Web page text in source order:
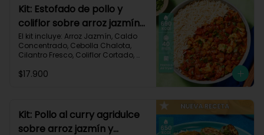
Grasas 14g | Proteínas 41g
Kit: Estofado de pollo y
coliflor sobre arroz jazmín-
106
El kit incluye: Arroz Jazmín, Caldo
Concentrado, Cebolla Chalota,
Cilantro Fresco, Coliflor Cortado,
Pollo (foto 160g/p), Pimentón Verde,
Carbohidratos 79g | Grasas 21g |
Proteínas 42g
$17.900
Kit: Pollo al curry agridulce
sobre arroz jazmín y